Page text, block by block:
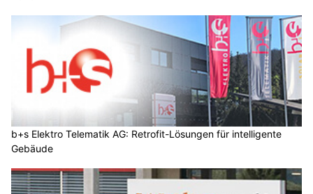
b+s Elektro Telematik AG: Retrofit-Lösungen für intelligente
Gebäude